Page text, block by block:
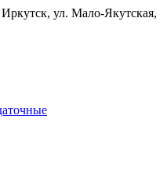
Иркутск, ул. Мало-Якутская,